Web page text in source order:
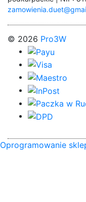
© 2026 Pro3W
Oprogramowanie